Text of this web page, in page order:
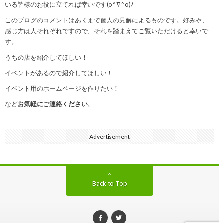
いる皆様のお役に立てれば幸いです(o^∇^o)ﾉ
このブログのコメントはあくまで個人の見解によるものです。好みや、
感じ方は人それぞれですので、それを踏まえてご覧いただけると幸いで
す。
うちの店を紹介してほしい！
イベントがあるので紹介してほしい！
イベント用のホームページを作りたい！
などお気軽にご連絡ください。
Advertisement
Back to Top